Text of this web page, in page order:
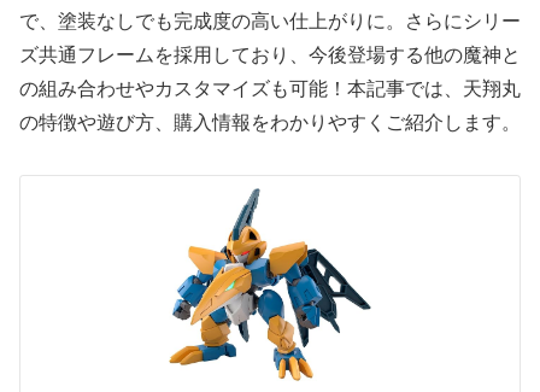
で、塗装なしでも完成度の高い仕上がりに。さらにシリー
ズ共通フレームを採用しており、今後登場する他の魔神と
の組み合わせやカスタマイズも可能！本記事では、天翔丸
の特徴や遊び方、購入情報をわかりやすくご紹介します。